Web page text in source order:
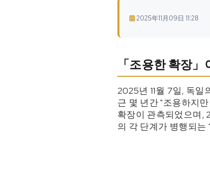
2025年11月09日 11:28
「조용한 확장」
2025년 11월 7일, 독
근 몇 년간 "조용하지
확장이 관측되었으며,
의 각 단계가 병행되는